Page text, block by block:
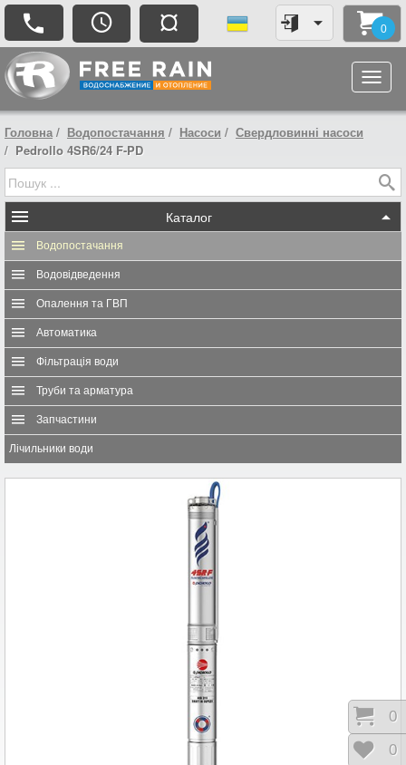
¤ 0
Головна Водопостачання Насоси
Свердловинні насоси
Pedrollo 4SR6/24 F-PD
Каталог
Водопостачання
Водовідведення
Опалення та ГВП
Автоматика
Фільтрація води
Труби та арматура
Запчастини
Лічильники води
0
0